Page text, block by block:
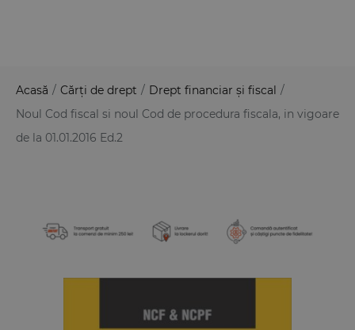
Acasă / Cărți de drept / Drept financiar și fiscal /
Noul Cod fiscal si noul Cod de procedura fiscala, in vigoare
de la 01.01.2016 Ed.2